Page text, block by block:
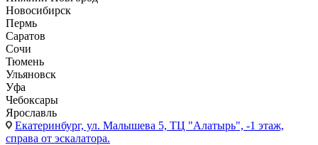
Новосибирск
Пермь
Саратов
Сочи
Тюмень
Ульяновск
Уфа
Чебоксары
Ярославль
Екатеринбург, ул. Малышева 5, ТЦ "Алатырь", -1 этаж,
справа от эскалатора.